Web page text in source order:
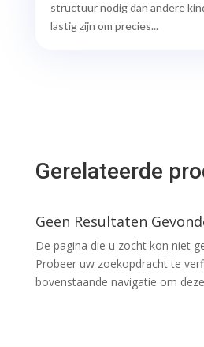
structuur nodig dan andere
lastig zijn om precies...
Gerelateerde
Geen Resultaten
De pagina die u zocht kon niet
Probeer uw zoekopdracht te
bovenstaande navigatie om